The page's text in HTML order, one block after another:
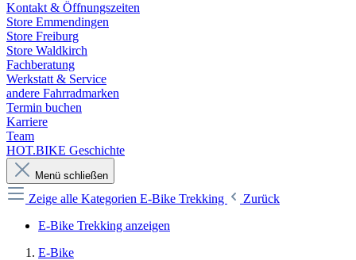
Kontakt & Öffnungszeiten
Store Emmendingen
Store Freiburg
Store Waldkirch
Fachberatung
Werkstatt & Service
andere Fahrradmarken
Termin buchen
Karriere
Team
HOT.BIKE Geschichte
Menü schließen
Zeige alle Kategorien E-Bike Trekking
Zurück
E-Bike Trekking anzeigen
E-Bike